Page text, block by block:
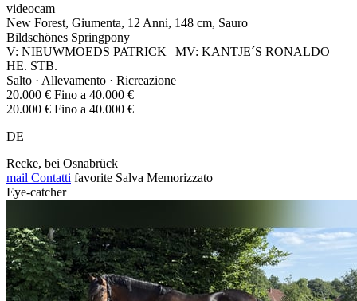
videocam
New Forest, Giumenta, 12 Anni, 148 cm, Sauro
Bildschönes Springpony
V: NIEUWMOEDS PATRICK | MV: KANTJE´S RONALDO
HE. STB.
Salto · Allevamento · Ricreazione
20.000 € Fino a 40.000 €
20.000 € Fino a 40.000 €
DE
Recke, bei Osnabrück
mail Contatti favorite Salva Memorizzato
Eye-catcher